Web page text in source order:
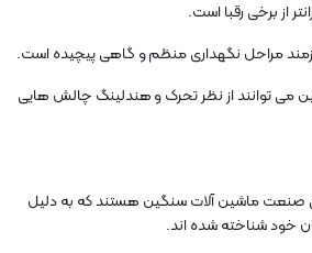
از برخی رقبا است.
مراحل نگهداری منظم و گاهی پیچیده است.
می توانند از نظر تحرک و هندلینگ چالش هایی
صنعت ماشین آلات سنگین هستند که به دلیل
خود شناخته شده اند.